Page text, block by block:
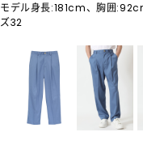
モデル身長:181cm、胸囲
ズ32